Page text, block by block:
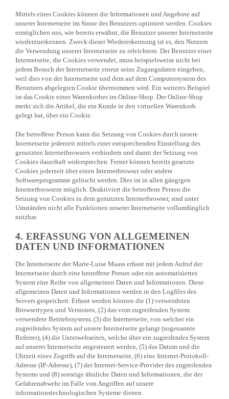
Mittels eines Cookies können die Informationen und Angebote auf
unserer Internetseite im Sinne des Benutzers optimiert werden. Cookies
ermöglichen uns, wie bereits erwähnt, die Benutzer unserer Internetseite
wiederzuerkennen. Zweck dieser Wiedererkennung ist es, den Nutzern
die Verwendung unserer Internetseite zu erleichtern. Der Benutzer einer
Internetseite, die Cookies verwendet, muss beispielsweise nicht bei
jedem Besuch der Internetseite erneut seine Zugangsdaten eingeben,
weil dies von der Internetseite und dem auf dem Computersystem des
Benutzers abgelegten Cookie übernommen wird. Ein weiteres Beispiel
ist das Cookie eines Warenkorbes im Online-Shop. Der Online-Shop
merkt sich die Artikel, die ein Kunde in den virtuellen Warenkorb
gelegt hat, über ein Cookie.
Die betroffene Person kann die Setzung von Cookies durch unsere
Internetseite jederzeit mittels einer entsprechenden Einstellung des
genutzten Internetbrowsers verhindern und damit der Setzung von
Cookies dauerhaft widersprechen. Ferner können bereits gesetzte
Cookies jederzeit über einen Internetbrowser oder andere
Softwareprogramme gelöscht werden. Dies ist in allen gängigen
Internetbrowsern möglich. Deaktiviert die betroffene Person die
Setzung von Cookies in dem genutzten Internetbrowser, sind unter
Umständen nicht alle Funktionen unserer Internetseite vollumfänglich
nutzbar.
4. ERFASSUNG VON ALLGEMEINEN
DATEN UND INFORMATIONEN
Die Internetseite der Marie-Luise Maass erfasst mit jedem Aufruf der
Internetseite durch eine betroffene Person oder ein automatisiertes
System eine Reihe von allgemeinen Daten und Informationen. Diese
allgemeinen Daten und Informationen werden in den Logfiles des
Servers gespeichert. Erfasst werden können die (1) verwendeten
Browsertypen und Versionen, (2) das vom zugreifenden System
verwendete Betriebssystem, (3) die Internetseite, von welcher ein
zugreifendes System auf unsere Internetseite gelangt (sogenannte
Referrer), (4) die Unterwebseiten, welche über ein zugreifendes System
auf unserer Internetseite angesteuert werden, (5) das Datum und die
Uhrzeit eines Zugriffs auf die Internetseite, (6) eine Internet-Protokoll-
Adresse (IP-Adresse), (7) der Internet-Service-Provider des zugreifenden
Systems und (8) sonstige ähnliche Daten und Informationen, die der
Gefahrenabwehr im Falle von Angriffen auf unsere
informationstechnologischen Systeme dienen.